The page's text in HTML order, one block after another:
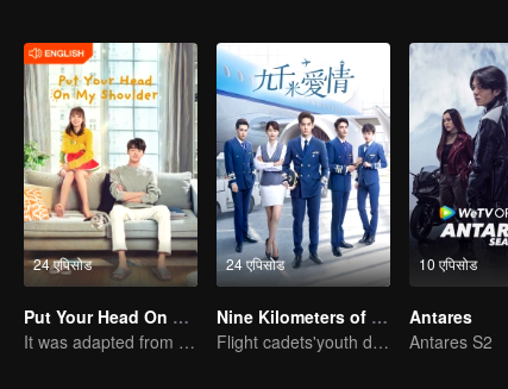
24 एपिसोड
Put Your Head On My Shoulder (Eng Dub)
It was adapted from the same series of novels as "A Love so Beautiful"
24 एपिसोड
Nine Kilometers of Love
Flight cadets'youth dream-driven journey
10 एपिसोड
Antares
Antares S2